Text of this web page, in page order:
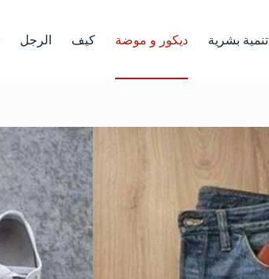
تنمية بشرية ديكور و موضة كيف الرجل